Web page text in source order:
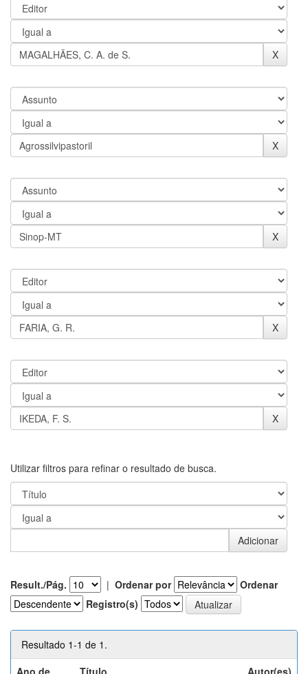
Utilizar filtros para refinar o resultado de busca.
Result./Pág. | Ordenar por
Ordenar
Registro(s)
Resultado 1-1 de 1.
Ano de
Título Autor(es)